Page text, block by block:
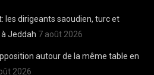
les dirigeants saoudien, turc et
Jeddah 7 août 2026
autour de la même table en
2026